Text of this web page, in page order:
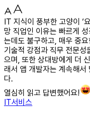
IT 지식이 풍부한 고양이 ‘
망 직업인 이유는 빠르게
는데도 불구하고, 매우 중
기술적 강점과 직무 전문
으며, 또한 상대방에게 더
래서 앱 개발자는 계속해서
다.
열심히 읽고 답변했어요!
IT서비스